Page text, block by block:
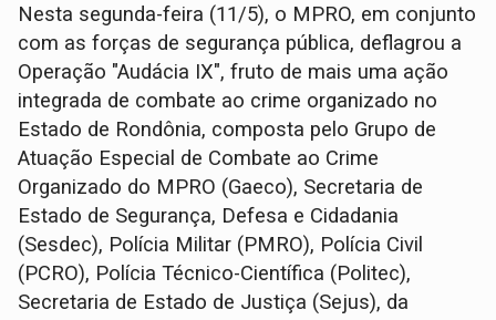
Nesta segunda-feira (11/5), o MPRO, em conjunto
com as forças de segurança pública, deflagrou a
Operação "Audácia IX", fruto de mais uma ação
integrada de combate ao crime organizado no
Estado de Rondônia, composta pelo Grupo de
Atuação Especial de Combate ao Crime
Organizado do MPRO (Gaeco), Secretaria de
Estado de Segurança, Defesa e Cidadania
(Sesdec), Polícia Militar (PMRO), Polícia Civil
(PCRO), Polícia Técnico-Científica (Politec),
Secretaria de Estado de Justiça (Sejus), da